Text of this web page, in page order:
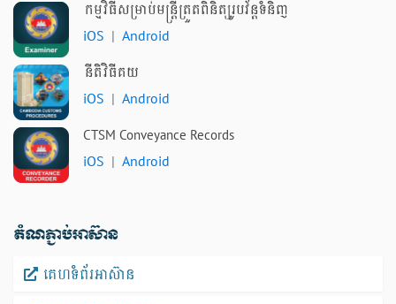
កម្មវិធីសម្រាប់មន្ត្រីត្រួតពិនិត្យរូបវ័ន្តទំនិញ
iOS | Android
នីតិវិធីគយ
iOS | Android
CTSM Conveyance Records
iOS | Android
តំណភ្ជាប់អាស៊ាន
គេហទំព័រអាស៊ាន